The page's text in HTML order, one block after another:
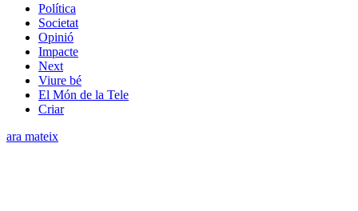
Política
Societat
Opinió
Impacte
Next
Viure bé
El Món de la Tele
Criar
ara mateix